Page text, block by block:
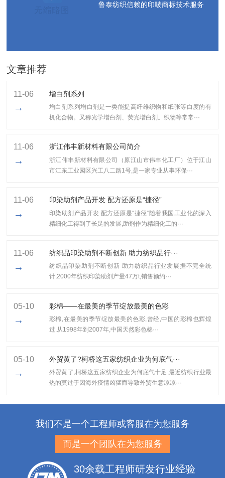
鲁泰纺织信赖的印唛商标技术服务
文章推荐
11-06
→
增白剂系列
增白剂系列增白剂是一类能提高纤维织物和纸张等白度的有
机化合物。又称光学增白剂、荧光增白剂。织物等常常···
11-06
→
浙江伟丰新材料有限公司简介
浙江伟丰新材料有限公司（原江山市伟丰化工厂）位于江山
市江东工业园区兴工八二路1号,是一家专业从事环保···
11-06
→
印染助剂产品开发 配方还原是“捷径”
印染助剂产品开发 配方还原是“捷径”随着我国工业化的深入
精细化工得到了长足的发展,助剂作为精细化工的···
11-06
→
纺织品印染助剂不断创新 助力纺织品行···
纺织品印染助剂不断创新 助力纺织品行业发展据不完全统
计,2000年纺织印染助剂产量47万t,销售额约···
05-10
→
彩棉——在最美的季节绽放最美的色彩
彩棉,在最美的季节绽放最美的色彩,曾经,中国的彩棉也辉煌
过.从1998年到2007年,中国天然彩色棉···
05-10
→
外贸黄了?柯桥这五家纺织企业为何底气···
外贸黄了,柯桥这五家纺织企业为何底气十足​,最近纺织行业最
热的莫过于因海外疫情凶猛而导致外贸生意凉凉···
我们不是一个工程师或客服在为您服务
而是一个团队在为您服务
30余载工程师研发行业经验